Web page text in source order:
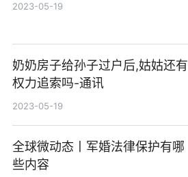
2023-05-19
奶奶房子给孙子过户后,姑姑还有
权力追索吗-通讯
2023-05-19
全球微动态丨军婚法律保护有哪
些内容